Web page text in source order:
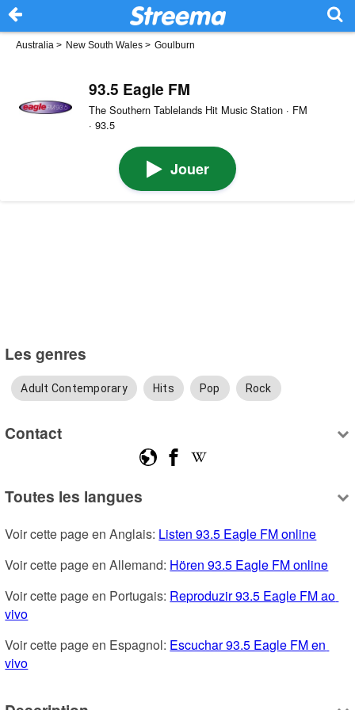
Australia > New South Wales > Goulburn
93.5 Eagle FM
The Southern Tablelands Hit Music Station · FM
· 93.5
Jouer
Les genres
Adult Contemporary Hits Pop Rock
Contact
Toutes les langues
Voir cette page en Anglais: Listen 93.5 Eagle FM online
Voir cette page en Allemand: Hören 93.5 Eagle FM online
Voir cette page en Portugais: Reproduzir 93.5 Eagle FM ao
vivo
Voir cette page en Espagnol: Escuchar 93.5 Eagle FM en
vivo